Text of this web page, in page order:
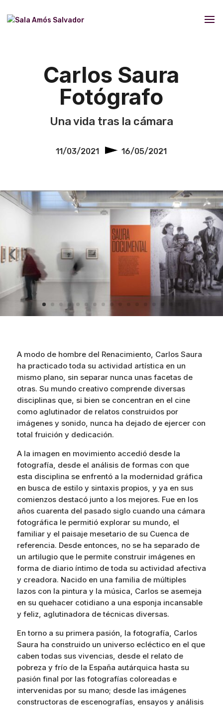
Carlos Saura
Fotógrafo
Una vida tras la cámara
11/03/2021 16/05/2021
A modo de hombre del Renacimiento, Carlos Saura
ha practicado toda su actividad artística en un
mismo plano, sin separar nunca unas facetas de
otras. Su mundo creativo comprende diversas
disciplinas que, si bien se concentran en el cine
como aglutinador de relatos construidos por
imágenes y sonido, nunca ha dejado de ejercer con
total fruición y dedicación.
A la imagen en movimiento accedió desde la
fotografía, desde el análisis de formas con que
esta disciplina se enfrentó a la modernidad gráfica
en busca de estilo y sintaxis propios, y ya en sus
comienzos destacó junto a los mejores. Fue en los
años cuarenta del pasado siglo cuando una cámara
fotográfica le permitió explorar su mundo, el
familiar y el paisaje mesetario de su Cuenca de
referencia. Desde entonces, no se ha separado de
un artilugio que le permite construir imágenes en
forma de diario íntimo de toda su actividad afectiva
y creadora. Nacido en una familia de múltiples
lazos con la pintura y la música, Carlos se asemeja
en su quehacer cotidiano a una esponja incansable
y feliz, aglutinadora de técnicas diversas.
En torno a su primera pasión, la fotografía, Carlos
Saura ha construido un universo ecléctico en el que
caben todas sus vivencias, desde el relato de
pobreza y frío de la España autárquica hasta su
pasión final por las fotografías coloreadas e
intervenidas por su mano; desde las imágenes
constructoras de escenografías, ensayos y análisis